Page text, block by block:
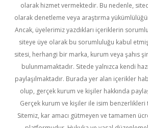
olarak hizmet vermektedir. Bu nedenle,
olarak denetleme veya araştırma
Ancak, üyelerimiz yazdıkları içeriklerin
siteye üye olarak bu sorumluluğu kabul
sitesi, herhangi bir marka, kurum veya şahıs
bulunmamaktadır. Sitede yalnızca kendi
paylaşılmaktadır. Burada yer alan içerikler
olup, gerçek kurum ve kişiler hakkında
Gerçek kurum ve kişiler ile isim
Sitemiz, kar amacı gütmeyen ve tamamen